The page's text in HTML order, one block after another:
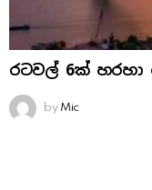
රටවල් 6ක්
by Mic